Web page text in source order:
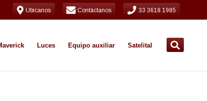
Ubícanos Contáctanos 33 3618 1985
Luces Equipo auxiliar Satelital